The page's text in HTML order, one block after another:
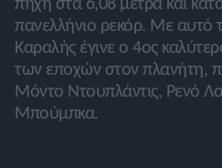
πανελλήνιο ρεκόρ. Με αυτό
Καραλής έγινε ο 4ος
των εποχών στον πλανήτη,
Μόντο Ντουπλάντις, Ρενό
Μπούμπκα.